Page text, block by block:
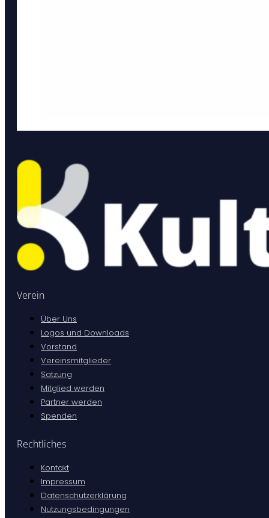
Verein
Über Uns
Logos und Downloads
Vorstand
Vereinsmitglieder
Satzung
Mitglied werden
Partner werden
Spenden
Rechtliches
Kontakt
Impressum
Datenschutzerklärung
Nutzungsbedingungen